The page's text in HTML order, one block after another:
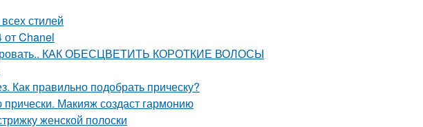
стилей
от Chanel
КАК ОБЕСЦВЕТИТЬ КОРОТКИЕ ВОЛОСЫ
Как правильно подобрать прическу?
Макияж создаст гармонию
женской полоски